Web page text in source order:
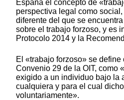
España el concepto de
perspectiva legal como
diferente del que se
sobre el trabajo forzoso, y es
Protocolo 2014 y la
El «trabajo forzoso» se define
Convenio 29 de la OIT, como
exigido a un individuo bajo la
cualquiera y para el cual
voluntariamente».